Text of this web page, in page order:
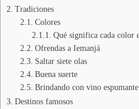
Tradiciones
Colores
Qué significa cada color
Ofrendas a Iemanjá
Saltar siete olas
Buena suerte
Brindando con vino espumante
Destinos famosos